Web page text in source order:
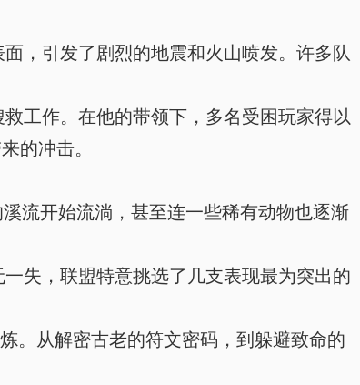
，引发了剧烈的地震和火山喷发。许多队
工作。在他的带领下，多名受困玩家得以
的冲击。
流开始流淌，甚至连一些稀有动物也逐渐
失，联盟特意挑选了几支表现最为突出的
。从解密古老的符文密码，到躲避致命的